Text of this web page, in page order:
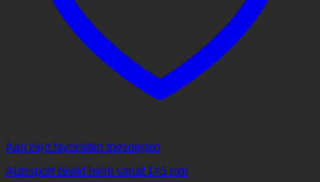
Aan mijn favorieten toevoegen
Autosport beeld helm vanaf 145 mm